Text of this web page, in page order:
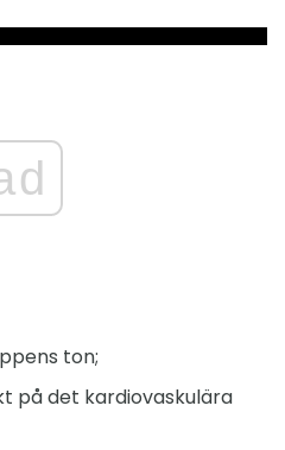
ton;
på det kardiovaskulära